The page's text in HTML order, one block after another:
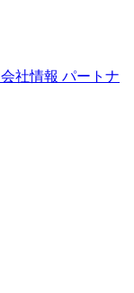
会社情報 パートナ